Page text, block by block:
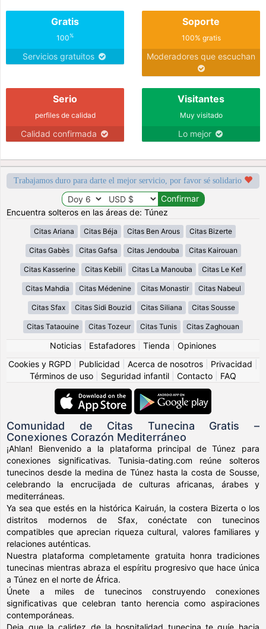
Gratis
100%
Servicios gratuitos
Soporte
100% gratis
Moderadores que escuchan
Serio
perfiles de calidad
Calidad confirmada
Visitantes
Muy visitado
Lo mejor
Trabajamos duro para darte el mejor servicio, por favor sé solidario
Encuentra solteros en las áreas de: Túnez
Citas Ariana Citas Béja Citas Ben Arous Citas Bizerte
Citas Gabès Citas Gafsa Citas Jendouba Citas Kairouan
Citas Kasserine Citas Kebili Citas La Manouba Citas Le Kef
Citas Mahdia Citas Médenine Citas Monastir Citas Nabeul
Citas Sfax Citas Sidi Bouzid Citas Siliana Citas Sousse
Citas Tataouine Citas Tozeur Citas Tunis Citas Zaghouan
Noticias Estafadores Tienda
Opiniones
Cookies y RGPD
Publicidad Acerca de nosotros Privacidad
Términos de uso
Seguridad infantil Contacto FAQ
Comunidad de Citas Tunecina Gratis –
Conexiones Corazón Mediterráneo
¡Ahlan! Bienvenido a la plataforma principal de Túnez para
conexiones significativas. Tunisia-dating.com reúne solteros
tunecinos desde la medina de Túnez hasta la costa de Sousse,
celebrando la encrucijada de culturas africanas, árabes y
mediterráneas.
Ya sea que estés en la histórica Kairuán, la costera Bizerta o los
distritos modernos de Sfax, conéctate con tunecinos
compatibles que aprecian riqueza cultural, valores familiares y
relaciones auténticas.
Nuestra plataforma completamente gratuita honra tradiciones
tunecinas mientras abraza el espíritu progresivo que hace única
a Túnez en el norte de África.
Únete a miles de tunecinos construyendo conexiones
significativas que celebran tanto herencia como aspiraciones
contemporáneas.
Deja que la calidez de la hospitalidad tunecina te guíe hacia